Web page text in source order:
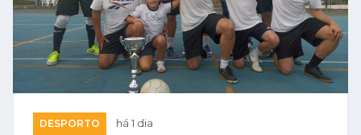
DESPORTO há 1 dia